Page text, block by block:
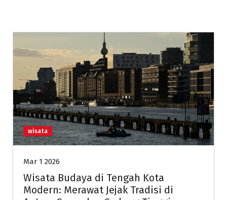
wisata
Mar 1 2026
Wisata Budaya di Tengah Kota
Modern: Merawat Jejak Tradisi di